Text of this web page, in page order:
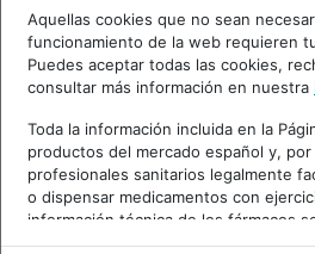
Aquellas cookies que no sean
funcionamiento de la web requieren
Puedes aceptar todas las cookies,
consultar más información en nuestra
Toda la información incluida en la
productos del mercado español y,
profesionales sanitarios legalmente
o dispensar medicamentos con
información técnica de los fármacos
meramente informativo, siendo